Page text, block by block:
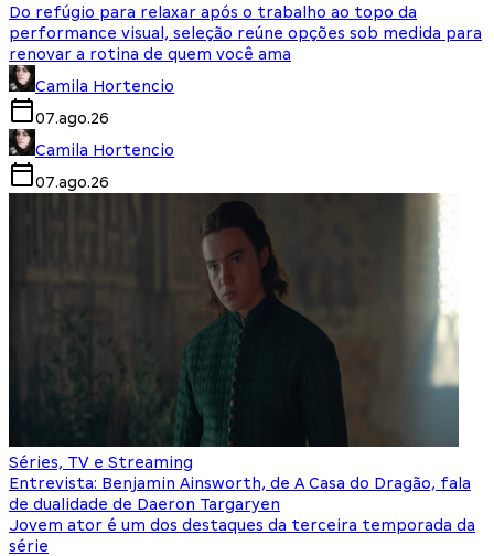
Do refúgio para relaxar após o trabalho ao topo da
performance visual, seleção reúne opções sob medida para
renovar a rotina de quem você ama
Camila Hortencio
07.ago.26
Camila Hortencio
07.ago.26
Séries, TV e Streaming
Entrevista: Benjamin Ainsworth, de A Casa do Dragão, fala
de dualidade de Daeron Targaryen
Jovem ator é um dos destaques da terceira temporada da
série